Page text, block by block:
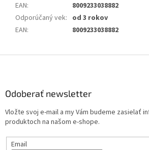
EAN:
8009233038882
Odporúčaný vek: od 3 rokov
EAN: 8009233038882
Odoberať newsletter
Vložte svoj e-mail a my Vám budeme zasielať
produktoch na našom e-shope.
Email